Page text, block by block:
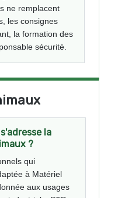
ne remplacent
les consignes
la formation des
sécurité.
la
?
qui
à Matériel
aux usages